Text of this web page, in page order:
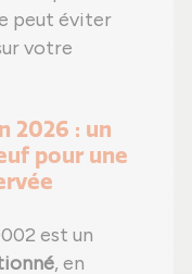
peut éviter
votre
2026 : un
pour une
est un
, en